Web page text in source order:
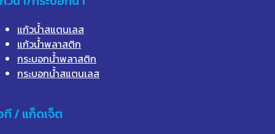
แก้วน้ำสแตนเลส
แก้วน้ำพลาสติก
กระบอกน้ำพลาสติก
กระบอกน้ำสแตนเลส
ที / แก็ดเจ็ต